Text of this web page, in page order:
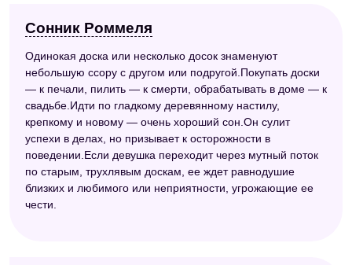
Сонник Роммеля
Одинокая доска или несколько досок знаменуют
небольшую ссору с другом или подругой.Покупать доски
— к печали, пилить — к смерти, обрабатывать в доме — к
свадьбе.Идти по гладкому деревянному настилу,
крепкому и новому — очень хороший сон.Он сулит
успехи в делах, но призывает к осторожности в
поведении.Если девушка переходит через мутный поток
по старым, трухлявым доскам, ее ждет равнодушие
близких и любимого или неприятности, угрожающие ее
чести.